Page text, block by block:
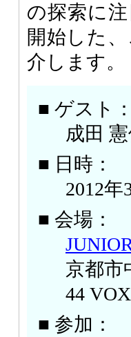
の探索に
開始した
介します。
■ ゲスト：
成田
■ 日時：
2012年
■ 会場：
京都市
44
■ 参加：